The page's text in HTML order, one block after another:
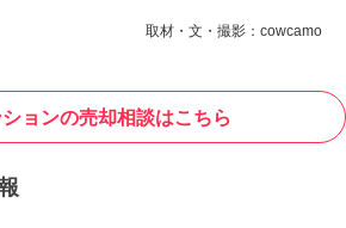
取材・文・撮影：cowcamo
ョンの売却相談はこちら